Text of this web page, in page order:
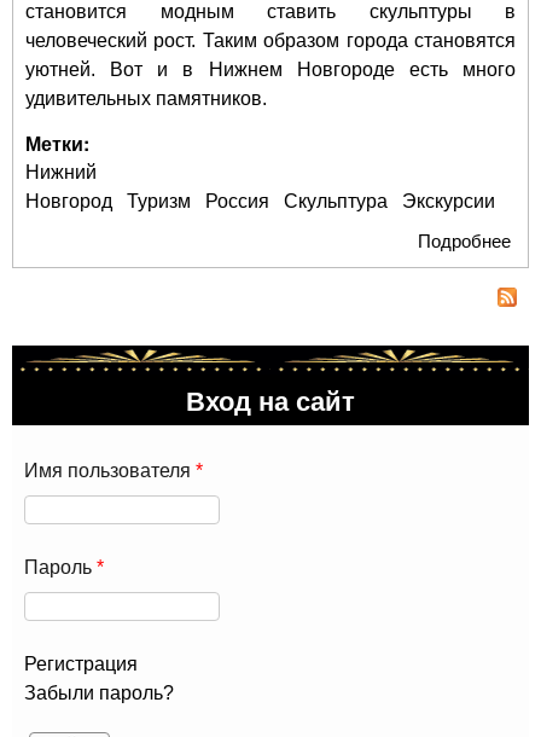
становится модным ставить скульптуры в
человеческий рост. Таким образом города становятся
уютней. Вот и в Нижнем Новгороде есть много
удивительных памятников.
Метки:
Нижний
Новгород
Туризм Россия Скульптура
Экскурсии
Подробнее
Вход на сайт
Имя пользователя *
Пароль *
Регистрация
Забыли пароль?